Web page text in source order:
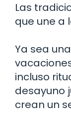
Las
que une a
Ya sea
incluso
desayuno
crean un